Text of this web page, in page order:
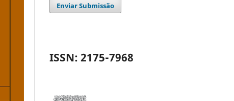
Enviar Submissão
ISSN: 2175-7968